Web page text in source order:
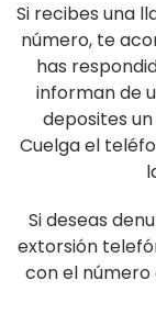
Si recibes una
número, te
has
informan de
deposites
Cuelga el
Si deseas
extorsión
con el